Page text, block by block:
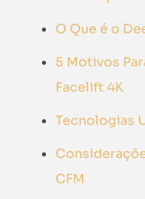
O Que é o
5 Motivos
Facelift 4K
Tecnologias
CFM